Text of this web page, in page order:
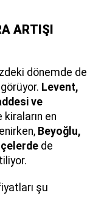
ARTIŞI
dönemde de
Levent,
ve
en
Beyoğlu,
de
şu